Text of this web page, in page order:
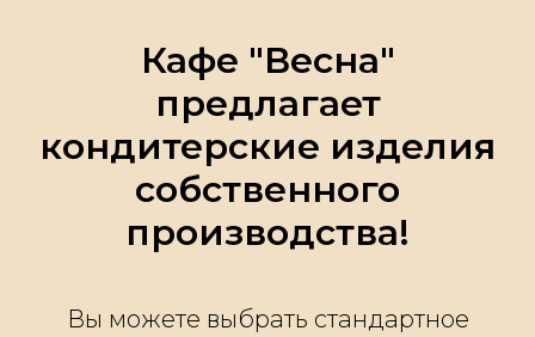
Кафе "Весна"
предлагает
кондитерские изделия
собственного
производства!
Вы можете выбрать стандартное